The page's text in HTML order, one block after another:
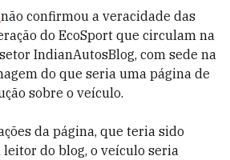
não confirmou a veracidade das
do EcoSport que circulam na
IndianAutosBlog, com sede na
do que seria uma página de
sobre o veículo.
da página, que teria sido
do blog, o veículo seria